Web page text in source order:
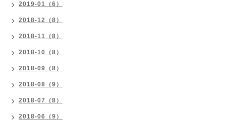
2019-01（6）
2018-12（8）
2018-11（8）
2018-10（8）
2018-09（8）
2018-08（9）
2018-07（8）
2018-06（9）